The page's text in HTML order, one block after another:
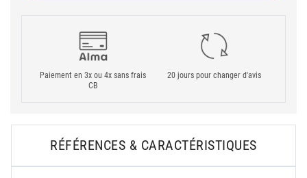
Paiement en 3x ou 4x sans frais
CB
20 jours pour changer d'avis
RÉFÉRENCES & CARACTÉRISTIQUES